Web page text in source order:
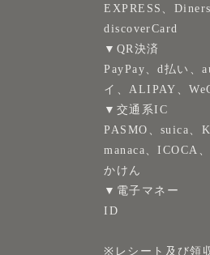
EXPRESS、
discoverCard
▼QR決済
PayPay、d払い、
イ、ALIPAY、
▼交通系IC
PASMO、suica、
manaca、ICOCA
かけん
▼電子マネー
ID
※レシート及び領